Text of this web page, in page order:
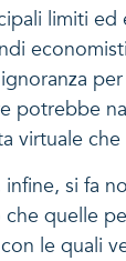
limiti
potrebbe
virtuale
infine, si fa
quelle
le quali